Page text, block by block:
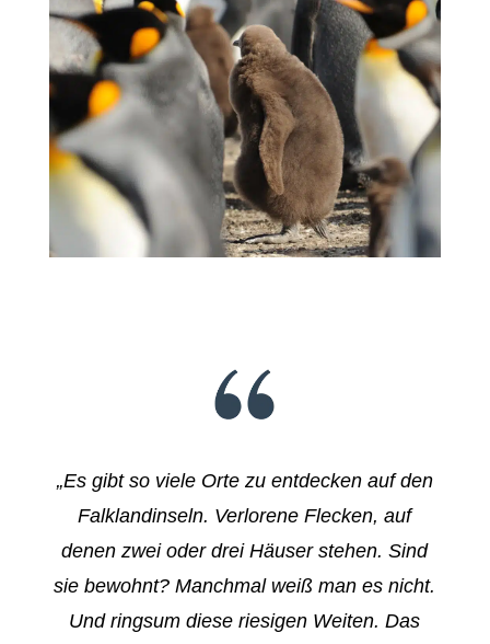
„Es gibt so viele Orte zu entdecken auf den
Falklandinseln. Verlorene Flecken, auf
denen zwei oder drei Häuser stehen. Sind
sie bewohnt? Manchmal weiß man es nicht.
Und ringsum diese riesigen Weiten. Das